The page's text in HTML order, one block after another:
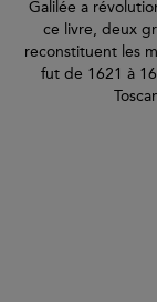
Galilée a
ce livre, deux
reconstituent les
fut de 1621 à